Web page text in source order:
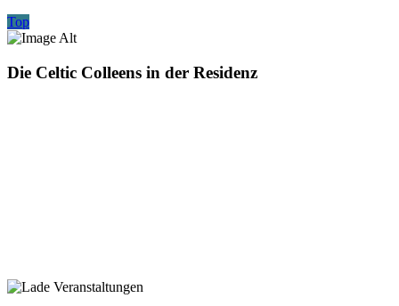
Top
Die Celtic Colleens in der Residenz